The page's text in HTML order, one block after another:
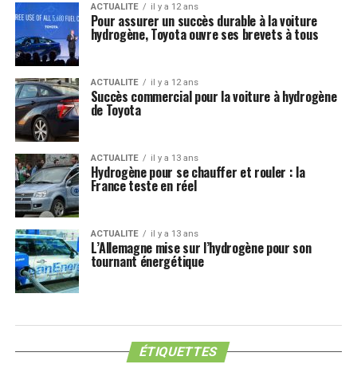
ACTUALITE il y a 12 ans
Pour assurer un succès durable à la voiture
hydrogène, Toyota ouvre ses brevets à tous
ACTUALITE il y a 12 ans
Succès commercial pour la voiture à hydrogène
de Toyota
ACTUALITE il y a 13 ans
Hydrogène pour se chauffer et rouler : la
France teste en réel
ACTUALITE il y a 13 ans
L’Allemagne mise sur l’hydrogène pour son
tournant énergétique
ÉTIQUETTES